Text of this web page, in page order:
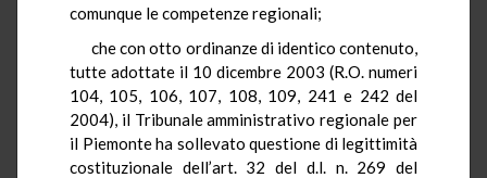
comunque le competenze regionali;
che con otto ordinanze di identico contenuto,
tutte adottate il 10 dicembre 2003 (R.O. numeri
104, 105, 106, 107, 108, 109, 241 e 242 del
2004), il Tribunale amministrativo regionale per
il Piemonte ha sollevato questione di legittimità
costituzionale dell’art. 32 del d.l. n. 269 del